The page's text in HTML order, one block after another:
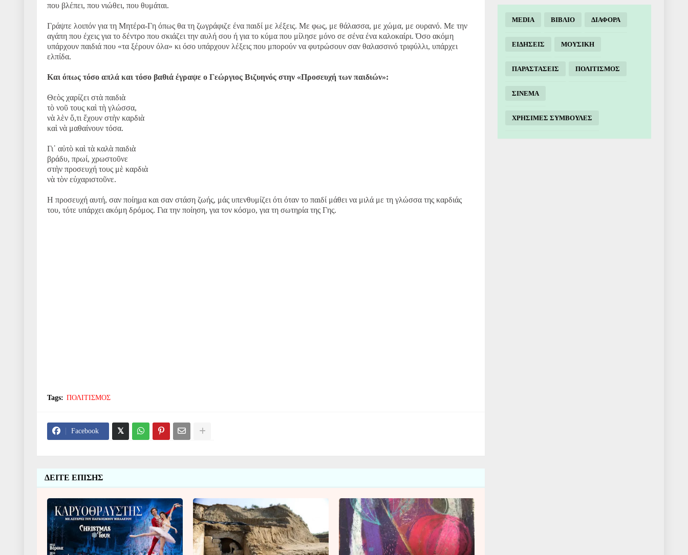
που βλέπει, που νιώθει, που θυμάται.
Γράψτε λοιπόν για τη Μητέρα-Γη όπως θα τη ζωγράφιζε ένα παιδί με λέξεις. Με φως, με θάλασσα, με χώμα, με ουρανό. Με την
αγάπη που έχεις για το δέντρο που σκιάζει την αυλή σου ή για το κύμα που μίλησε μόνο σε σένα ένα καλοκαίρι. Όσο ακόμη
υπάρχουν παιδιά που «τα ξέρουν όλα» κι όσο υπάρχουν λέξεις που μπορούν να φυτρώσουν σαν θαλασσινό τριφύλλι, υπάρχει
ελπίδα.
Και όπως τόσο απλά και τόσο βαθιά έγραψε ο Γεώργιος Βιζυηνός στην «Προσευχή των παιδιών»:
Θεὸς χαρίζει στὰ παιδιὰ
τὸ νοῦ τους καὶ τὴ γλώσσα,
νὰ λὲν ὅ,τι ἔχουν στὴν καρδιὰ
καὶ νὰ μαθαίνουν τόσα.
Γι᾿ αὐτὸ καὶ τὰ καλὰ παιδιὰ
βράδυ, πρωί, χρωστοῦνε
στὴν προσευχή τους μὲ καρδιὰ
νὰ τὸν εὐχαριστοῦνε.
Η προσευχή αυτή, σαν ποίημα και σαν στάση ζωής, μάς υπενθυμίζει ότι όταν το παιδί μάθει να μιλά με τη γλώσσα της καρδιάς
του, τότε υπάρχει ακόμη δρόμος. Για την ποίηση, για τον κόσμο, για τη σωτηρία της Γης.
Tags: ΠΟΛΙΤΙΣΜΟΣ
Facebook
ΔΕΙΤΕ ΕΠΙΣΗΣ
MEDIA ΒΙΒΛΙΟ ΔΙΑΦΟΡΑ
ΕΙΔΗΣΕΙΣ ΜΟΥΣΙΚΗ
ΠΑΡΑΣΤΑΣΕΙΣ ΠΟΛΙΤΙΣΜΟΣ
ΣΙΝΕΜΑ
ΧΡΗΣΙΜΕΣ ΣΥΜΒΟΥΛΕΣ